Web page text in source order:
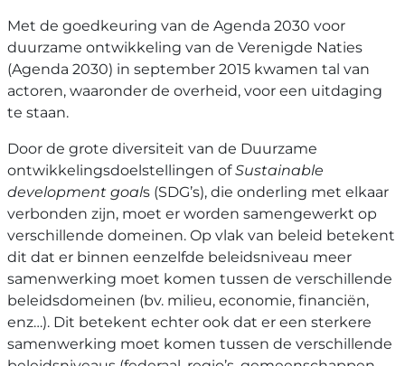
Met de goedkeuring van de Agenda 2030 voor
duurzame ontwikkeling van de Verenigde Naties
(Agenda 2030) in september 2015 kwamen tal van
actoren, waaronder de overheid, voor een uitdaging
te staan.
Door de grote diversiteit van de Duurzame
ontwikkelingsdoelstellingen ofSustainable
development goals (SDG’s), die onderling met elkaar
verbonden zijn, moet er worden samengewerkt op
verschillende domeinen. Op vlak van beleid betekent
dit dat er binnen eenzelfde beleidsniveau meer
samenwerking moet komen tussen de verschillende
beleidsdomeinen (bv. milieu, economie, financiën,
enz…). Dit betekent echter ook dat er een sterkere
samenwerking moet komen tussen de verschillende